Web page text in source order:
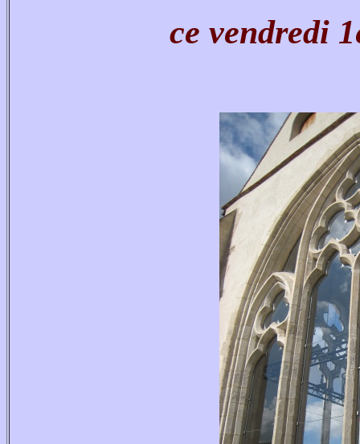
ce vendredi